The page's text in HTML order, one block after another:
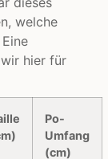
welche
hier für
Po-
Umfang
(cm)